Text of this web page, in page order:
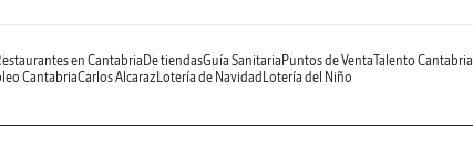
en Cantabria De tiendasGuía Sanitaria Puntos de VentaTalento Cantabria
CantabriaCarlos AlcarazLotería de Navidad Lotería del Niño